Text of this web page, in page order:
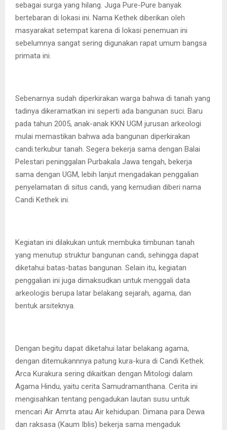
sebagai surga yang hilang. Juga Pure-Pure banyak
bertebaran di lokasi ini. Nama Kethek diberikan oleh
masyarakat setempat karena di lokasi penemuan ini
sebelumnya sangat sering digunakan rapat umum bangsa
primata ini.
Sebenarnya sudah diperkirakan warga bahwa di tanah yang
tadinya dikeramatkan ini seperti ada bangunan suci. Baru
pada tahun 2005, anak-anak KKN UGM jurusan arkeologi
mulai memastikan bahwa ada bangunan diperkirakan
candi.terkubur tanah. Segera bekerja sama dengan Balai
Pelestari peninggalan Purbakala Jawa tengah, bekerja
sama dengan UGM, lebih lanjut mengadakan penggalian
penyelamatan di situs candi, yang kemudian diberi nama
Candi Kethek ini.
Kegiatan ini dilakukan untuk membuka timbunan tanah
yang menutup struktur bangunan candi, sehingga dapat
diketahui batas-batas bangunan. Selain itu, kegiatan
penggalian ini juga dimaksudkan untuk menggali data
arkeologis berupa latar belakang sejarah, agama, dan
bentuk arsiteknya.
Dengan begitu dapat diketahui latar belakang agama,
dengan ditemukannnya patung kura-kura di Candi Kethek.
Arca Kurakura sering dikaitkan dengan Mitologi dalam
Agama Hindu, yaitu cerita Samudramanthana. Cerita ini
mengisahkan tentang pengadukan lautan susu untuk
mencari Air Amrta atau Air kehidupan. Dimana para Dewa
dan raksasa (Kaum Iblis) bekerja sama mengaduk